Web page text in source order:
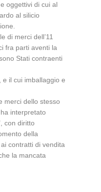
oggettivi di cui al
al silicio
di merci dell’11
fra parti aventi la
Stati contraenti
e il cui imballaggio e
merci dello stesso
interpretato
con diritto
della
contratti di vendita
la mancata